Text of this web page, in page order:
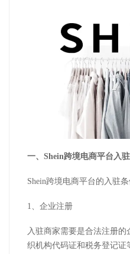
一、Shein跨境电商平台入
Shein跨境电商平台的入驻
1、企业注册
入驻商家需要是合法注册
织机构代码证和税务登记证